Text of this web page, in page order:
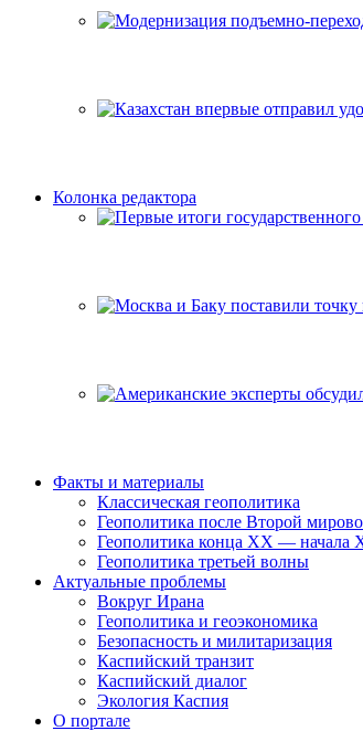
Колонка редактора
Факты и материалы
Классическая геополитика
Геополитика после Второй
Геополитика конца XX — начала
Геополитика третьей волны
Актуальные проблемы
Вокруг Ирана
Геополитика и геоэкономика
Безопасность и милитаризация
Каспийский транзит
Каспийский диалог
Экология Каспия
О портале